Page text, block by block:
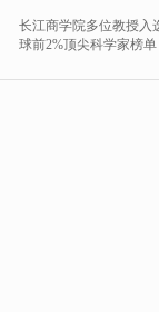
长江商学院多位教授入
球前2%顶尖科学家榜单